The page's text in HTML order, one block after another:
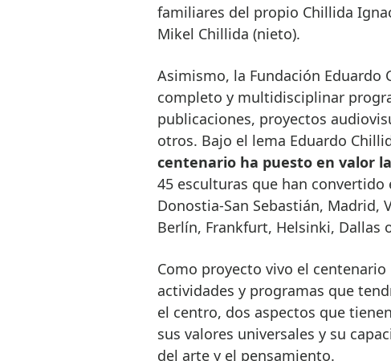
familiares del propio Chillida
Mikel Chillida (nieto).
Asimismo, la Fundación Eduardo
completo y multidisciplinar
publicaciones, proyectos
otros. Bajo el lema Eduardo
centenario ha puesto en valor
45 esculturas que han
Donostia-San Sebastián, Madrid,
Berlín, Frankfurt, Helsinki, Dallas
Como proyecto vivo el
actividades y programas que
el centro, dos aspectos que tienen
sus valores universales y su
del arte y el pensamiento.